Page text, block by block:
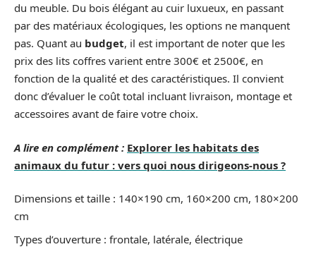
du meuble. Du bois élégant au cuir luxueux, en passant
par des matériaux écologiques, les options ne manquent
pas. Quant au budget, il est important de noter que les
prix des lits coffres varient entre 300€ et 2500€, en
fonction de la qualité et des caractéristiques. Il convient
donc d’évaluer le coût total incluant livraison, montage et
accessoires avant de faire votre choix.
A lire en complément : Explorer les habitats des
animaux du futur : vers quoi nous dirigeons-nous ?
Dimensions et taille : 140×190 cm, 160×200 cm, 180×200
cm
Types d’ouverture : frontale, latérale, électrique